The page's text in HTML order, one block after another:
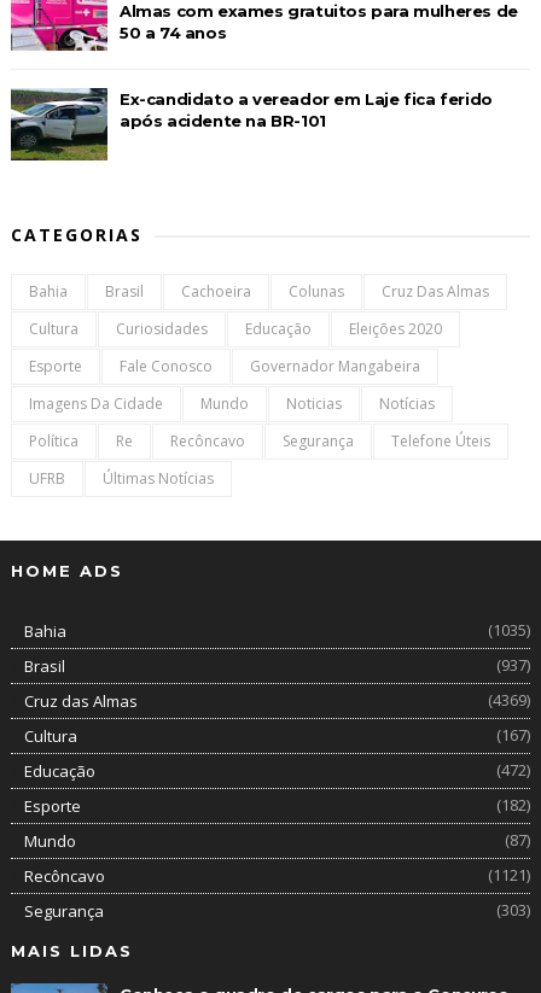
Almas com exames gratuitos para mulheres de
50 a 74 anos
Ex-candidato a vereador em Laje fica ferido
após acidente na BR-101
CATEGORIAS
Bahia Brasil Cachoeira Colunas
Cruz Das Almas
Cultura
Curiosidades Educação
Eleições 2020
Esporte
Fale Conosco
Governador Mangabeira
Imagens Da Cidade
Mundo Noticias
Notícias
Política
Re Recôncavo Segurança
Telefone Úteis
UFRB
Últimas Notícias
HOME ADS
Bahia
(1035)
Brasil
(937)
Cruz das Almas
(4369)
Cultura
(167)
Educação
(472)
Esporte
(182)
Mundo
(87)
Recôncavo
(1121)
Segurança
(303)
MAIS LIDAS